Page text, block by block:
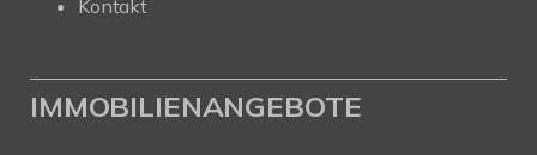
Kontakt
IMMOBILIENANGEBOTE